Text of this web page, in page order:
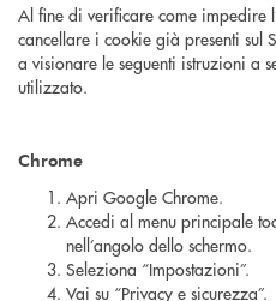
Al fine di verificare come impedire
cancellare i cookie già presenti sul
a visionare le seguenti istruzioni a
utilizzato.
Chrome
Apri Google Chrome.
Accedi al menu principale
nell’angolo dello schermo.
Seleziona “Impostazioni”.
Vai su “Privacy e sicurezza”.